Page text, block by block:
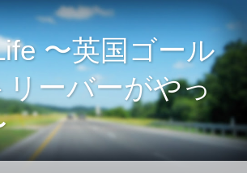
〜英国ゴール
リーバーがやっ